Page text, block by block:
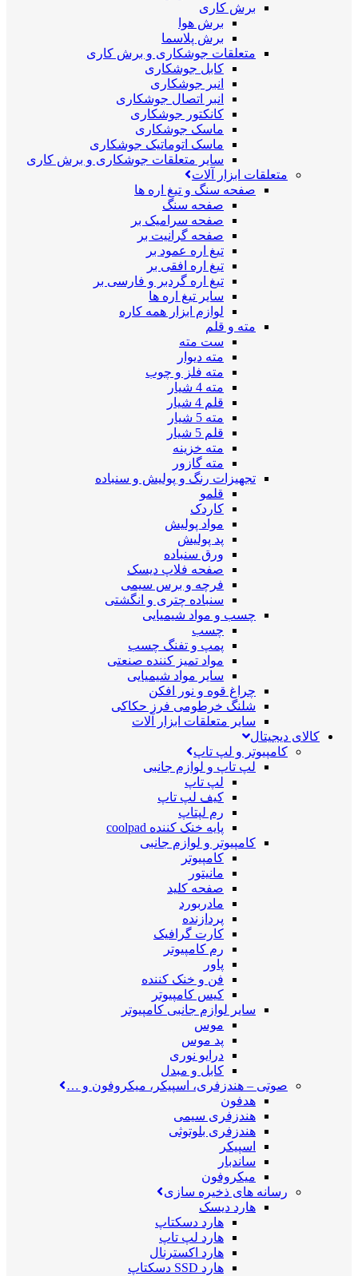
برش کاری
برش هوا
برش پلاسما
متعلقات جوشکاری و برش کاری
کابل جوشکاری
انبر جوشکاری
انبر اتصال جوشکاری
کانکتور جوشکاری
ماسک جوشکاری
ماسک اتوماتیک جوشکاری
سایر متعلقات جوشکاری و برش کاری
متعلقات ابزار آلات
صفحه سنگ و تیغ اره ها
صفحه سنگ
صفحه سرامیک بر
صفحه گرانیت بر
تیغ اره عمود بر
تیغ اره افقی بر
تیغ اره گردبر و فارسی بر
سایر تیغ اره ها
لوازم ابزار همه کاره
مته و قلم
ست مته
مته دیوار
مته فلز و چوب
مته 4 شیار
قلم 4 شیار
مته 5 شیار
قلم 5 شیار
مته خزینه
مته گازور
تجهیزات رنگ و پولیش و سنباده
قلمو
کاردک
مواد پولیش
پد پولیش
ورق سنباده
صفحه فلاپ دیسک
فرچه و برس سیمی
سنباده چتری و انگشتی
چسب و مواد شیمیایی
چسب
پمپ و تفنگ چسب
مواد تمیز کننده صنعتی
سایر مواد شیمیایی
چراغ قوه و نور افکن
شلنگ خرطومی فرز حکاکی
سایر متعلقات ابزار آلات
کالای دیجیتال
کامپیوتر و لپ تاپ
لپ تاپ و لوازم جانبی
لپ تاپ
کیف لپ تاپ
رم لپتاپ
پایه خنک کننده coolpad
کامپیوتر و لوازم جانبی
کامپیوتر
مانیتور
صفحه کلید
مادربورد
پردازنده
کارت گرافیک
رم کامپیوتر
پاور
فن و خنک کننده
کیس کامپیوتر
سایر لوازم جانبی کامپیوتر
موس
پد موس
درایو نوری
کابل و مبدل
صوتی – هندزفری، اسپیکر، میکروفون و …
هدفون
هندزفری سیمی
هندزفری بلوتوثی
اسپیکر
ساندبار
میکروفون
رسانه های ذخیره سازی
هارد دیسک
هارد دسکتاپ
هارد لپ تاپ
هارد اکسترنال
هارد SSD دسکتاپ